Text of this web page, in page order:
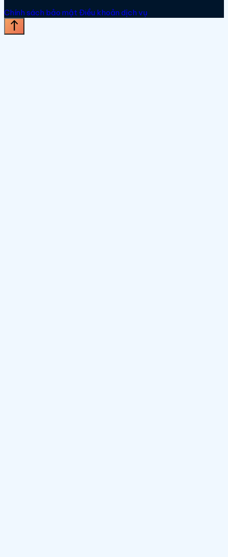
Chính sách bảo mậtĐiều khoản dịch vụ
north